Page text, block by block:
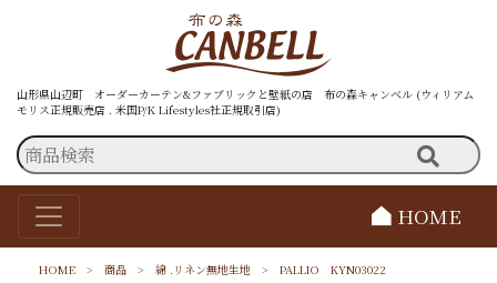
山形県山辺町 オーダーカーテン&ファブリックと壁紙の店 布の森キャンベル (ウィリアム
モリス正規販売店 . 米国P/K Lifestyles社正規取引店)
HOME
HOME > 商品 > 綿 .リネン無地生地 > PALLIO KYN03022